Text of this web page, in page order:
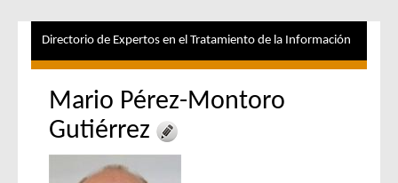
Directorio de Expertos en el Tratamiento de la Información
Mario Pérez-Montoro
Gutiérrez